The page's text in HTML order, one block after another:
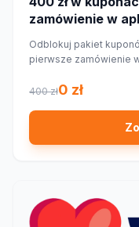
zamówienie w
Odblokuj pakiet
pierwsze zamówienie
400 zł0 zł